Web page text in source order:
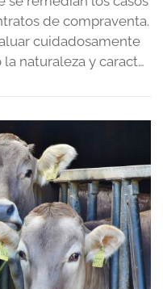
de compraventa.
cuidadosamente
naturaleza y caract…